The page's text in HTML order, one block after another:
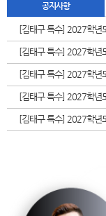
합격발전소
PASS#
학습지원센터
나의강의실
공지사항
[김태구 특수] 2027학년
장애]
[김태구 특수] 2027학년
육]
[김태구 특수] 2027학년
통장애]
[김태구 특수] 2027학년
장애]
[김태구 특수] 2027학년
&bull;행동장애]